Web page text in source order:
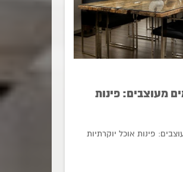
מעוצבים: פינות
פינות אוכל יוקרתיות